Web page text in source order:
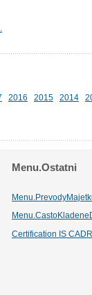
2016 2015 2014
Menu.Ostatni
Certification IS CADR